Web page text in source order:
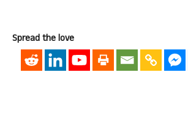
Spread the love